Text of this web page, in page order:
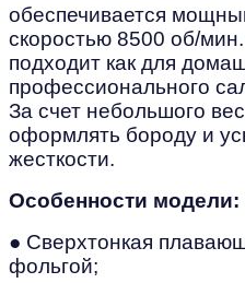
обеспечивается
скоростью 8500 об/
подходит как для
профессионального
За счет небольшого
оформлять бороду и
жесткости.
Особенности модели:
● Сверхтонкая
фольгой;